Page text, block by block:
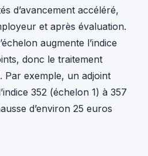
d’avancement accéléré,
et après évaluation.
augmente l’indice
donc le traitement
Par exemple, un adjoint
352 (échelon 1) à 357
d’environ 25 euros